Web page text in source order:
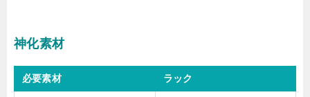
神化素材
必要素材 ラック